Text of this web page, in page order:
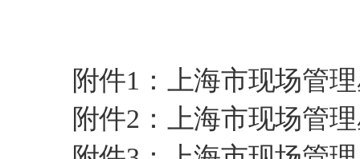
附件1：上海市现场管
附件2：上海市现场管